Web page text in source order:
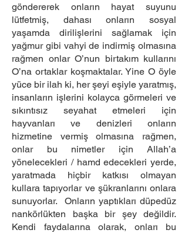
göndererek onların hayat suyunu
lütfetmiş, dahası onların sosyal
yaşamda dirilişlerini sağlamak için
yağmur gibi vahyi de indirmiş olmasına
rağmen onlar O’nun birtakım kullarını
O’na ortaklar koşmaktalar. Yine O öyle
yüce bir ilah ki, her şeyi eşiyle yaratmış,
insanların işlerini kolayca görmeleri ve
sıkıntısız seyahat etmeleri için
hayvanları ve denizleri onların
hizmetine vermiş olmasına rağmen,
onlar bu nimetler için Allah’a
yönelecekleri / hamd edecekleri yerde,
yaratmada hiçbir katkısı olmayan
kullara tapıyorlar ve şükranlarını onlara
sunuyorlar. Onların yaptıkları düpedüz
nankörlükten başka bir şey değildir.
Kendi faydalarına olarak, onları bu